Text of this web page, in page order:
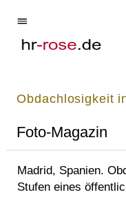
Obdachlosigkeit
Foto-Magazin
Madrid, Spanien.
Stufen eines